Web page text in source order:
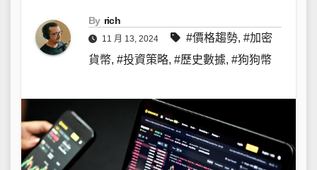
By rich
11 月 13, 2024 #價格趨勢, #加密
貨幣, #投資策略, #歷史數據, #狗狗幣